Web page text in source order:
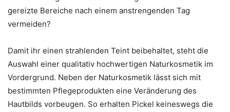
gereizte Bereiche nach einem anstrengenden Tag
vermeiden?
Damit ihr einen strahlenden Teint beibehaltet, steht die
Auswahl einer qualitativ hochwertigen Naturkosmetik im
Vordergrund. Neben der Naturkosmetik lässt sich mit
bestimmten Pflegeprodukten eine Veränderung des
Hautbilds vorbeugen. So erhalten Pickel keineswegs die